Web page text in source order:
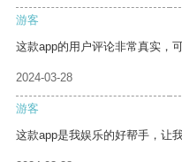
游客
这款app的用户评论非常真实，
2024-03-28
游客
这款app是我娱乐的好帮手，让